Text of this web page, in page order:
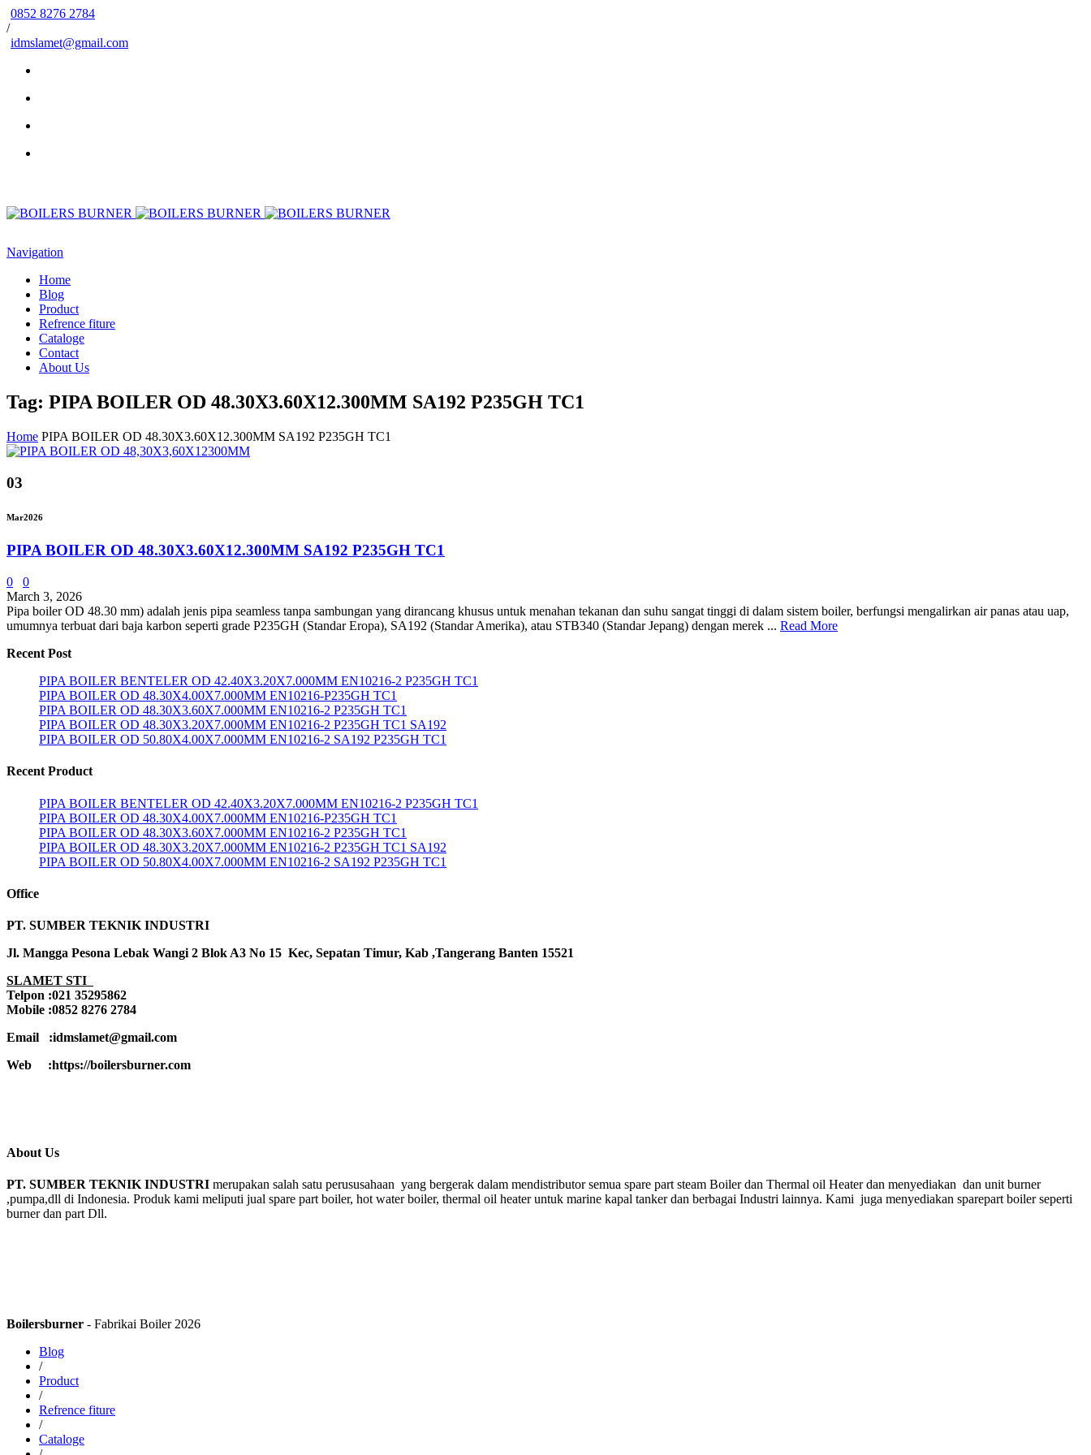
0852 8276 2784
/
idmslamet@gmail.com
Navigation
Home
Blog
Product
Refrence fiture
Cataloge
Contact
About Us
Tag: PIPA BOILER OD 48.30X3.60X12.300MM SA192 P235GH TC1
Home PIPA BOILER OD 48.30X3.60X12.300MM SA192 P235GH TC1
03
Mar2026
PIPA BOILER OD 48.30X3.60X12.300MM SA192 P235GH TC1
0
0
March 3, 2026
Pipa boiler OD 48.30 mm) adalah jenis pipa seamless tanpa sambungan yang dirancang khusus untuk menahan tekanan dan suhu sangat tinggi di dalam sistem boiler, berfungsi mengalirkan air panas atau uap,
umumnya terbuat dari baja karbon seperti grade P235GH (Standar Eropa), SA192 (Standar Amerika), atau STB340 (Standar Jepang) dengan merek ... Read More
Recent Post
PIPA BOILER BENTELER OD 42.40X3.20X7.000MM EN10216-2 P235GH TC1
PIPA BOILER OD 48.30X4.00X7.000MM EN10216-P235GH TC1
PIPA BOILER OD 48.30X3.60X7.000MM EN10216-2 P235GH TC1
PIPA BOILER OD 48.30X3.20X7.000MM EN10216-2 P235GH TC1 SA192
PIPA BOILER OD 50.80X4.00X7.000MM EN10216-2 SA192 P235GH TC1
Recent Product
PIPA BOILER BENTELER OD 42.40X3.20X7.000MM EN10216-2 P235GH TC1
PIPA BOILER OD 48.30X4.00X7.000MM EN10216-P235GH TC1
PIPA BOILER OD 48.30X3.60X7.000MM EN10216-2 P235GH TC1
PIPA BOILER OD 48.30X3.20X7.000MM EN10216-2 P235GH TC1 SA192
PIPA BOILER OD 50.80X4.00X7.000MM EN10216-2 SA192 P235GH TC1
Office
PT. SUMBER TEKNIK INDUSTRI
Jl. Mangga Pesona Lebak Wangi 2 Blok A3 No 15 Kec, Sepatan Timur, Kab ,Tangerang Banten 15521
SLAMET STI
Telpon :021 35295862
Mobile :0852 8276 2784
Email :idmslamet@gmail.com
Web :https://boilersburner.com
About Us
PT. SUMBER TEKNIK INDUSTRI merupakan salah satu perususahaan yang bergerak dalam mendistributor semua spare part steam Boiler dan Thermal oil Heater dan menyediakan dan unit burner
,pumpa,dll di Indonesia. Produk kami meliputi jual spare part boiler, hot water boiler, thermal oil heater untuk marine kapal tanker dan berbagai Industri lainnya. Kami juga menyediakan sparepart boiler seperti
burner dan part Dll.
Boilersburner - Fabrikai Boiler 2026
Blog
/
Product
/
Refrence fiture
/
Cataloge